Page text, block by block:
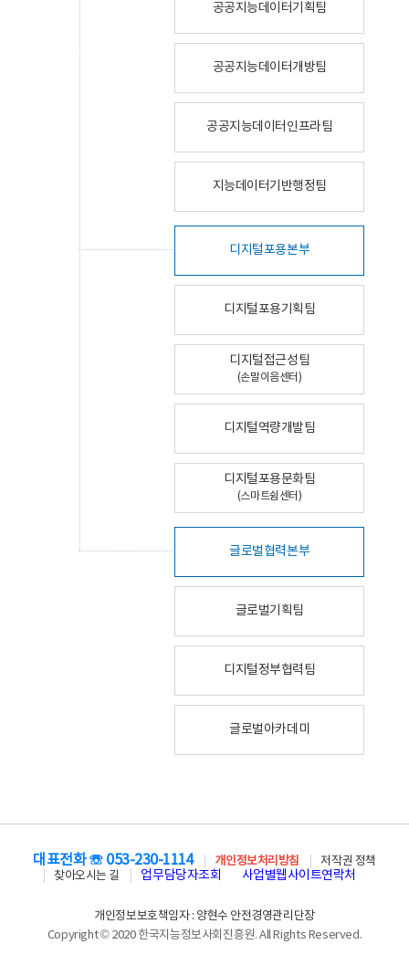
공공지능데이터기획팀
공공지능데이터개방팀
공공지능데이터인프라팀
지능데이터기반행정팀
디지털포용본부
디지털포용기획팀
디지털접근성팀
(손말이음센터)
디지털역량개발팀
디지털포용문화팀
(스마트쉼센터)
글로벌협력본부
글로벌기획팀
디지털정부협력팀
글로벌아카데미
대표전화 ☏ 053-230-1114 개인정보처리방침
저작권 정책
찾아오시는 길
업무담당자조회 사업별웹사이트연락처
개인정보보호책임자 : 양현수 안전경영관리단장
Copyright © 2020 한국지능정보사회진흥원. All Rights Reserved.